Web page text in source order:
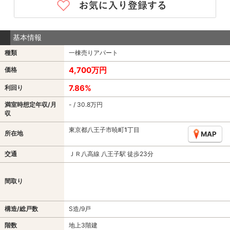
基本情報
種類 一棟売りアパート
価格 4,700万円
利回り 7.86%
満室時想定年収/月
収
- / 30.8万円
所在地 東京都八王子市暁町1丁目
MAP
交通 ＪＲ八高線 八王子駅 徒歩23分
間取り
構造/総戸数 S造/9戸
階数 地上3階建